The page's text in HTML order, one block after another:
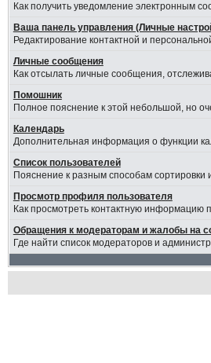
Как получить уведомление электронным
Ваша панель управления (Личные
Редактирование контактной и
Личные сообщения
Как отсылать личные сообщения,
Помошник
Полное пояснение к этой небольшой, но
Календарь
Дополнительная информация о функции
Список пользователей
Пояснение к разным способам
Просмотр профиля пользователя
Как просмотреть контактную информацию
Обращения к модераторам и жалобы на
Где найти список модераторов и